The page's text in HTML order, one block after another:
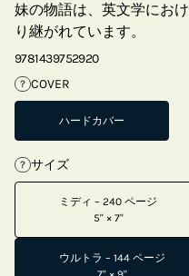
妹の物語は、英文学にお
り継がれています。
9781439752920
? COVER
ハードカバー
? サイズ
ミディ – 240 ページ
5" × 7"
ウルトラ – 144 ページ